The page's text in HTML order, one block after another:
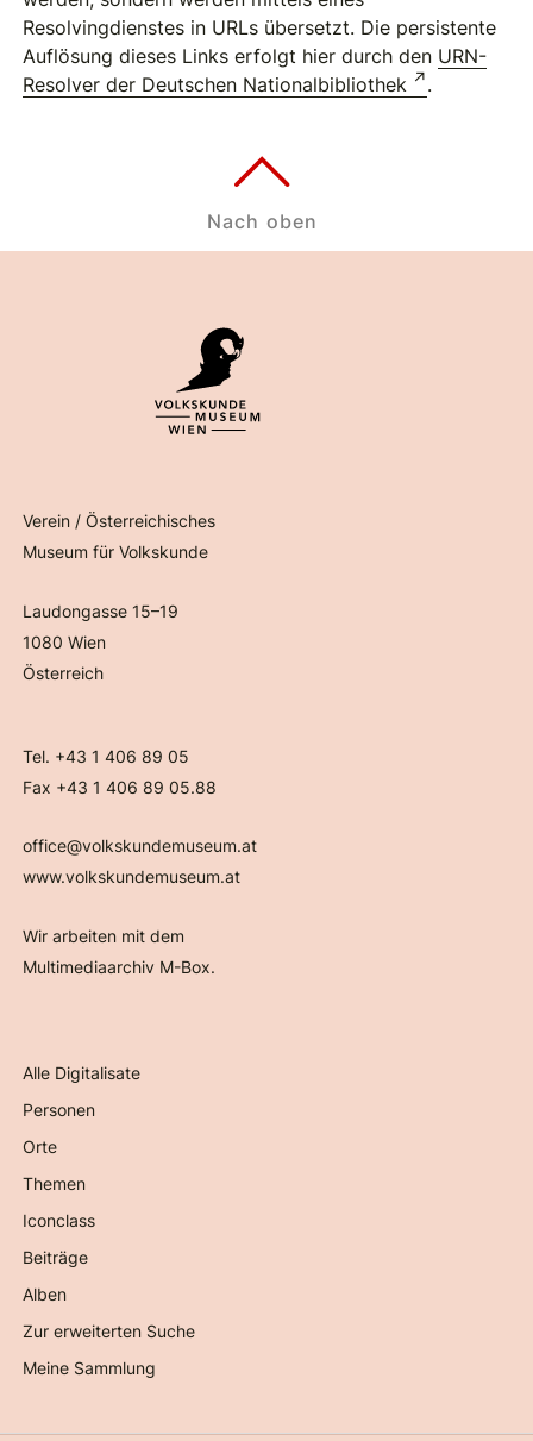
Resolvingdienstes in URLs übersetzt. Die persistente
Auflösung dieses Links erfolgt hier durch den URN-
Resolver der Deutschen Nationalbibliothek
.
Verein / Österreichisches
Museum für Volkskunde
Laudongasse 15–19
1080 Wien
Österreich
Tel. +43 1 406 89 05
Fax +43 1 406 89 05.88
office@volkskundemuseum.at
www.volkskundemuseum.at
Wir arbeiten mit dem
Multimediaarchiv M-Box.
Alle Digitalisate
Personen
Orte
Themen
Iconclass
Beiträge
Alben
Zur erweiterten Suche
Meine Sammlung
Nach oben